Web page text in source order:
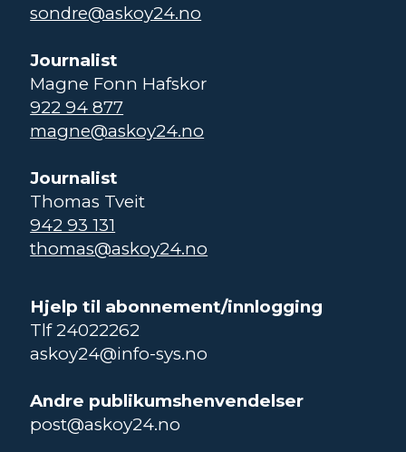
sondre@askoy24.no
Journalist
Magne Fonn Hafskor
922 94 877
magne@askoy24.no
Journalist
Thomas Tveit
942 93 131
thomas@askoy24.no
Hjelp til abonnement/innlogging
Tlf 24022262
askoy24@info-sys.no
Andre publikumshenvendelser
post@askoy24.no